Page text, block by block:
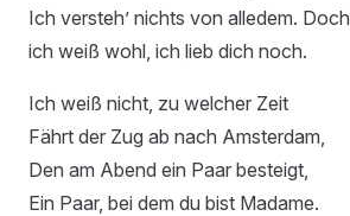
Ich versteh’ nichts von alledem. Doch
ich weiß wohl, ich lieb dich noch.
Ich weiß nicht, zu welcher Zeit
Fährt der Zug ab nach Amsterdam,
Den am Abend ein Paar besteigt,
Ein Paar, bei dem du bist Madame.